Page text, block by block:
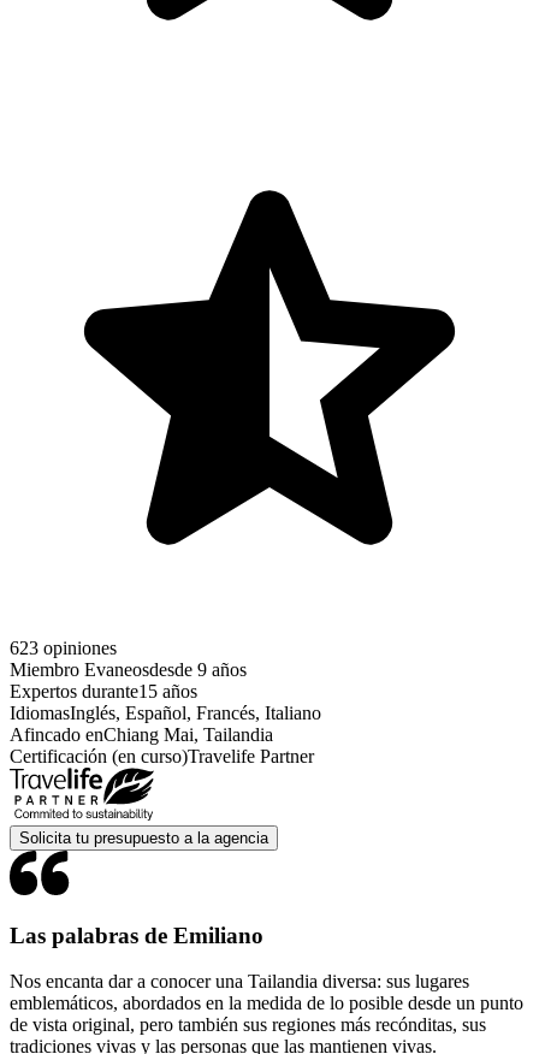
623 opiniones
Miembro Evaneosdesde 9 años
Expertos durante15 años
IdiomasInglés, Español, Francés, Italiano
Afincado enChiang Mai, Tailandia
Certificación (en curso)Travelife Partner
Solicita tu presupuesto a la agencia
Las palabras de Emiliano
Nos encanta dar a conocer una Tailandia diversa: sus lugares
emblemáticos, abordados en la medida de lo posible desde un punto
de vista original, pero también sus regiones más recónditas, sus
tradiciones vivas y las personas que las mantienen vivas.